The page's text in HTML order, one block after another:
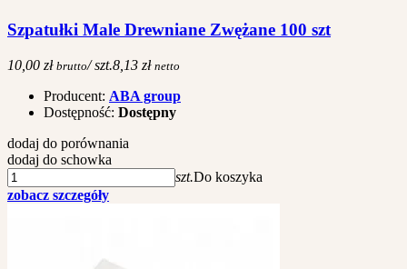
Szpatułki Male Drewniane Zwężane 100 szt
10,00 zł brutto/ szt.8,13 zł netto
Producent: ABA group
Dostępność: Dostępny
dodaj do porównania
dodaj do schowka
szt.Do koszyka
zobacz szczegóły